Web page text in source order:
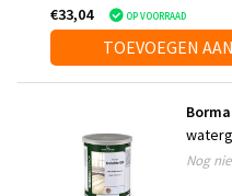
€33,04 OP VOORRAAD
TOEVOEGEN
Nog